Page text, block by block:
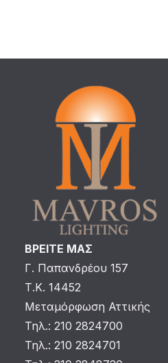
ΒΡΕΙΤΕ ΜΑΣ
Γ. Παπανδρέου 157
Τ.Κ. 14452
Μεταμόρφωση Αττικής
Τηλ.: 210 2824700
Τηλ.: 210 2824701